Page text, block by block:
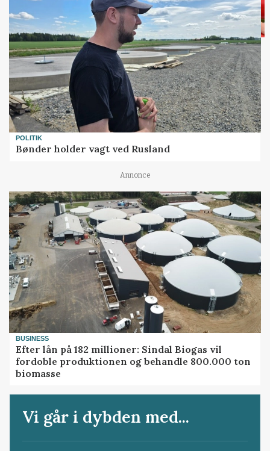
POLITIK
Bønder holder vagt ved Rusland
Annonce
BUSINESS
Efter lån på 182 millioner: Sindal Biogas vil
fordoble produktionen og behandle 800.000 ton
biomasse
Vi går i dybden med...